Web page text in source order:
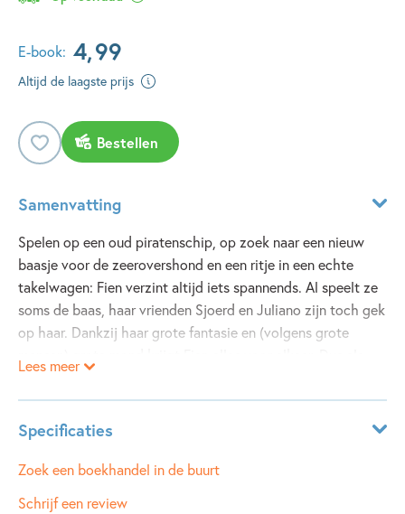
E-book: 4,99
Altijd de laagste prijs
Bestellen
Samenvatting
Spelen op een oud piratenschip, op zoek naar een nieuw
baasje voor de zeerovershond en een ritje in een echte
takelwagen: Fien verzint altijd iets spannends. Al speelt ze
soms de baas, haar vrienden Sjoerd en Juliano zijn toch gek
op haar. Dankzij haar grote fantasie en (volgens grote
Fien en haar familie op weg naar het pretpark autopech
krijgen, lost Fien dat op zoals alleen de enige echte Fien
dat kan. HieperdeFien, hoera!
Lees meer
Specificaties
Leeftijdsindicatie: 8 - 10 jaar
ISBN:
9789025866501
Zoek een boekhandel in de buurt
Schrijf een review